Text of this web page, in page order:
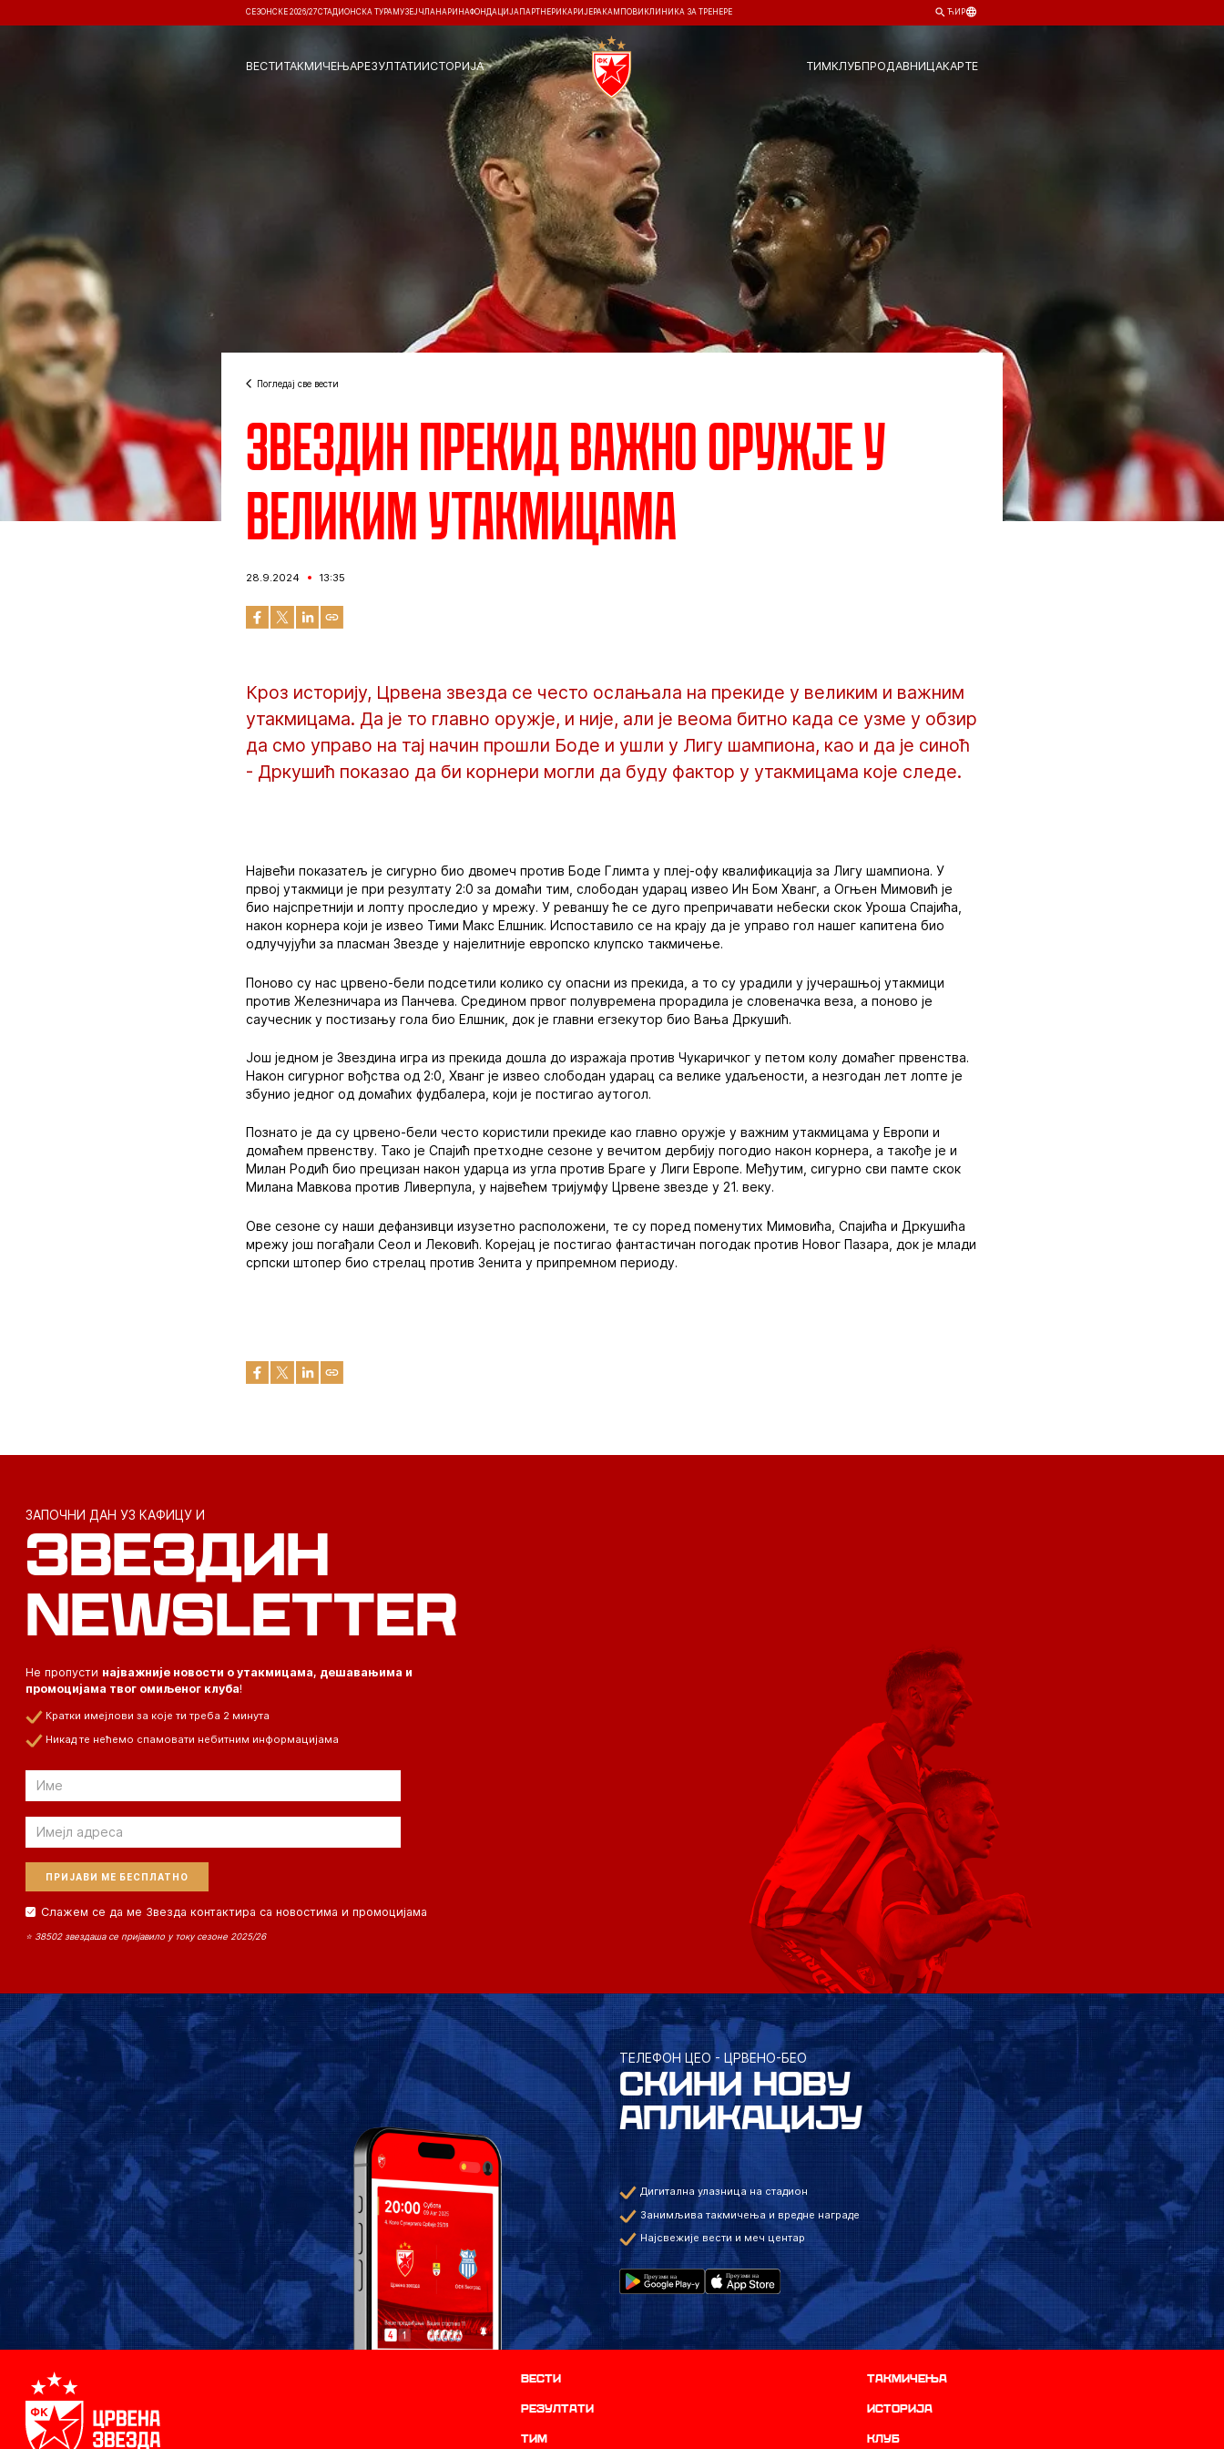
СЕЗОНСКЕ 2026/27СТАДИОНСКА ТУРА МУЗЕЈ ЧЛАНАРИНАФОНДАЦИЈА ПАРТНЕРИ КАРИЈЕРА КАМПОВИ КЛИНИКА ЗА ТРЕНЕРЕ ЋИР
ВЕСТИТАКМИЧЕЊАРЕЗУЛТАТИИСТОРИЈА ТИМКЛУБПРОДАВНИЦАКАРТЕ
Погледај све вести
Звездин прекид важно оружје у
великим утакмицама
28.9.2024 13:35
Кроз историју, Црвена звезда се често ослањала на прекиде у великим и важним
утакмицама. Да је то главно оружје, и није, али је веома битно када се узме у обзир
да смо управо на тај начин прошли Боде и ушли у Лигу шампиона, као и да је синоћ
- Дркушић показао да би корнери могли да буду фактор у утакмицама које следе.
Највећи показатељ је сигурно био двомеч против Боде Глимта у плеј-офу квалификација за Лигу шампиона. У
првој утакмици је при резултату 2:0 за домаћи тим, слободан ударац извео Ин Бом Хванг, а Огњен Мимовић је
био најспретнији и лопту проследио у мрежу. У реваншу ће се дуго препричавати небески скок Уроша Спајића,
након корнера који је извео Тими Макс Елшник. Испоставило се на крају да је управо гол нашег капитена био
одлучујући за пласман Звезде у најелитније европско клупско такмичење.
Поново су нас црвено-бели подсетили колико су опасни из прекида, а то су урадили у јучерашњој утакмици
против Железничара из Панчева. Средином првог полувремена прорадила је словеначка веза, а поново је
саучесник у постизању гола био Елшник, док је главни егзекутор био Вања Дркушић.
Још једном је Звездина игра из прекида дошла до изражаја против Чукаричког у петом колу домаћег првенства.
Након сигурног вођства од 2:0, Хванг је извео слободан ударац са велике удаљености, а незгодан лет лопте је
збунио једног од домаћих фудбалера, који је постигао аутогол.
Познато је да су црвено-бели често користили прекиде као главно оружје у важним утакмицама у Европи и
домаћем првенству. Тако је Спајић претходне сезоне у вечитом дербију погодио након корнера, а такође је и
Милан Родић био прецизан након ударца из угла против Браге у Лиги Европе. Међутим, сигурно сви памте скок
Милана Мавкова против Ливерпула, у највећем тријумфу Црвене звезде у 21. веку.
Ове сезоне су наши дефанзивци изузетно расположени, те су поред поменутих Мимовића, Спајића и Дркушића
мрежу још погађали Сеол и Лековић. Корејац је постигао фантастичан погодак против Новог Пазара, док је млади
српски штопер био стрелац против Зенита у припремном периоду.
ЗАПОЧНИ ДАН УЗ КАФИЦУ И
ЗВЕЗДИН
NEWSLETTER
Не пропусти најважније новости о утакмицама, дешавањима и
промоцијама твог омиљеног клуба!
Кратки имејлови за које ти треба 2 минута
Никад те нећемо спамовати небитним информацијама
Email
Email
Слажем се да ме Звезда контактира са новостима и промоцијама
⭐ 38502 звездаша се пријавило у току сезоне 2025/26
ТЕЛЕФОН ЦЕО - ЦРВЕНО-БЕО
СКИНИ НОВУ
АПЛИКАЦИЈУ
Дигитална улазница на стадион
Занимљива такмичења и вредне награде
Најсвежије вести и меч центар
Вести Такмичења
резултати историја
ТИМ Клуб